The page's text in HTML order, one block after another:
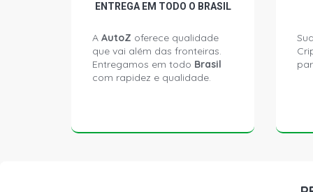
ENTREGA EM TODO O BRASIL
A AutoZ oferece qualidade
que vai além das fronteiras.
Entregamos em todo Brasil
com rapidez e qualidade.